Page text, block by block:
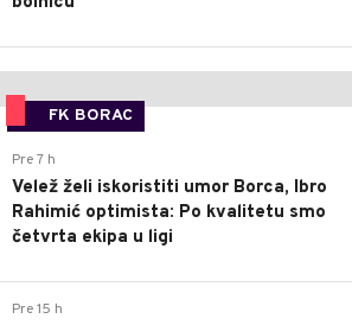
FK BORAC
Pre 7 h
Velež želi iskoristiti umor Borca, Ibro
Rahimić optimista: Po kvalitetu smo
četvrta ekipa u ligi
Pre 15 h